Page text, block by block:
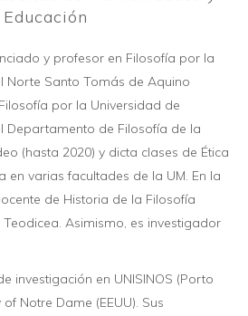
Educación
y profesor en Filosofía por la
Norte Santo Tomás de Aquino
por la Universidad de
Departamento de Filosofía de la
(hasta 2020) y dicta clases de Ética
en varias facultades de la UM. En la
de Historia de la Filosofía
Asimismo, es investigador
investigación en UNISINOS (Porto
Notre Dame (EEUU). Sus